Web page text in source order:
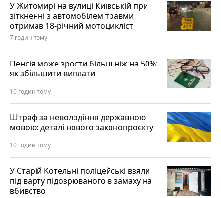
У Житомирі на вулиці Київській при
зіткненні з автомобілем травми
отримав 18-річний мотоцикліст
7 годин тому
Пенсія може зрости більш ніж на 50%:
як збільшити виплати
10 годин тому
Штраф за неволодіння державною
мовою: деталі нового законопроєкту
10 годин тому
У Старій Котельні поліцейські взяли
під варту підозрюваного в замаху на
вбивство